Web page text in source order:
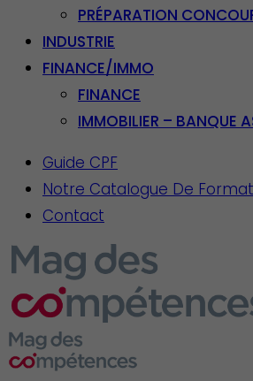
PRÉPARATION
INDUSTRIE
FINANCE/IMMO
FINANCE
IMMOBILIER – BANQUE
Guide CPF
Notre Catalogue De
Contact